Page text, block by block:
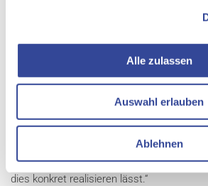
Alle zulassen
Auswahl erlauben
Ablehnen
Alle Informationen zu den Vortragenden
Gerhard Wanek: „Aufgrund der intensiven
verändern sich die Rahmenbedingungen
kann die in den Prozessen dafür nötige
mit langfristiger Kundenbindung in
mich schon auf einen spannenden
dies konkret realisieren lässt.“